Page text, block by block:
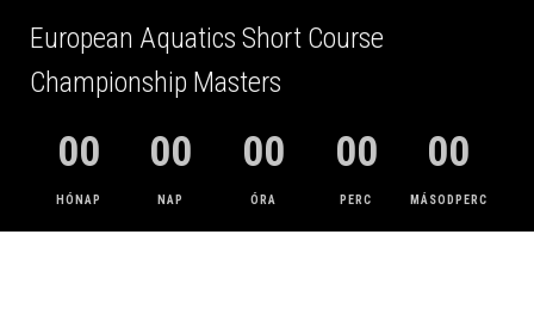
European Aquatics Short Course
Championship Masters
00
HÓNAP
00
NAP
00
ÓRA
00
PERC
00
MÁSODPERC